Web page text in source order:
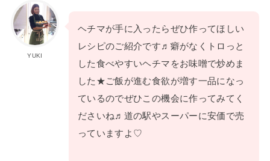
YUKI
ヘチマが手に入ったらぜひ作ってほしい
レシピのご紹介です♬癖がなくトロっと
した食べやすいヘチマをお味噌で炒めま
した★ご飯が進む食欲が増す一品になっ
ているのでぜひこの機会に作ってみてく
ださいね♬道の駅やスーパーに安価で売
っていますよ♡